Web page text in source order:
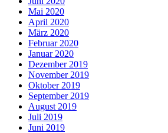
Mai 2020
April 2020
März 2020
Februar 2020
Januar 2020
Dezember 2019
November 2019
Oktober 2019
September 2019
August 2019
Juli 2019
Juni 2019